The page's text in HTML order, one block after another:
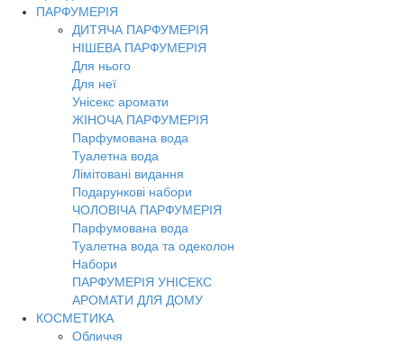
ПАРФУМЕРІЯ
ДИТЯЧА ПАРФУМЕРІЯ
НІШЕВА ПАРФУМЕРІЯ
Для нього
Для неї
Унісекс аромати
ЖІНОЧА ПАРФУМЕРІЯ
Парфумована вода
Туалетна вода
Лімітовані видання
Подарункові набори
ЧОЛОВІЧА ПАРФУМЕРІЯ
Парфумована вода
Туалетна вода та одеколон
Набори
ПАРФУМЕРІЯ УНІСЕКС
АРОМАТИ ДЛЯ ДОМУ
КОСМЕТИКА
Обличчя